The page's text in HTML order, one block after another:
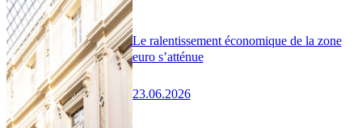
Le ralentissement économique de la zone
euro s’atténue
23.06.2026